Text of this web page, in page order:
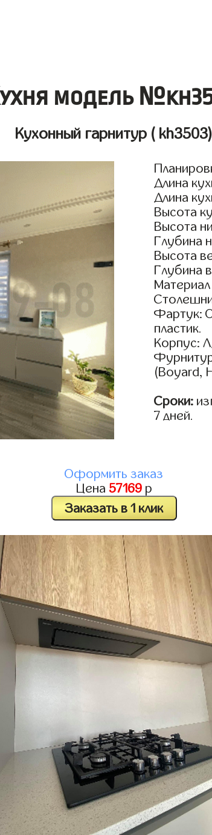
модель
Кухонный гарнитур ( kh3503)
Длина
Длина
Высота
Высота
Глубина
Высота
Глубина
Фартук:
пластик.
Корпус:
(Boyard,
Сроки:
7 дней.
Оформить заказ
Цена 57169р
Заказать в 1 клик